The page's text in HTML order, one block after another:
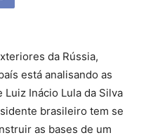
da Rússia,
está analisando as
Inácio Lula da Silva
brasileiro tem se
as bases de um